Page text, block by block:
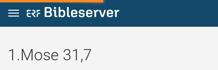
Zum Inhalt springen
1.Mose 31,7